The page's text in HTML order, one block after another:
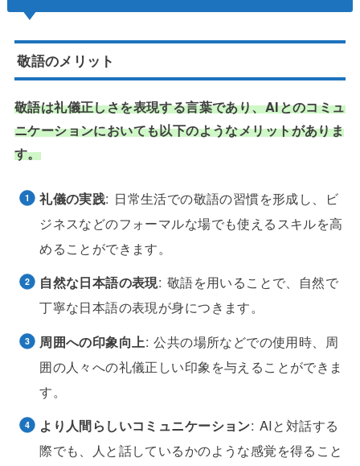
敬語のメリット
敬語は礼儀正しさを表現する言葉であり、AIとのコミュ
ニケーションにおいても以下のようなメリットがありま
す。
礼儀の実践: 日常生活での敬語の習慣を形成し、ビ
ジネスなどのフォーマルな場でも使えるスキルを高
めることができます。
自然な日本語の表現: 敬語を用いることで、自然で
丁寧な日本語の表現が身につきます。
周囲への印象向上: 公共の場所などでの使用時、周
囲の人々への礼儀正しい印象を与えることができま
す。
より人間らしいコミュニケーション: AIと対話する
際でも、人と話しているかのような感覚を得ること